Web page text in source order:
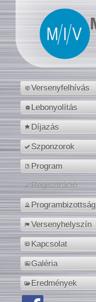
Versenyfelhívás
Lebonyolítás
Díjazás
Szponzorok
Program
Regisztráció
Programbizottság
Versenyhelyszín
Kapcsolat
Galéria
Eredmények